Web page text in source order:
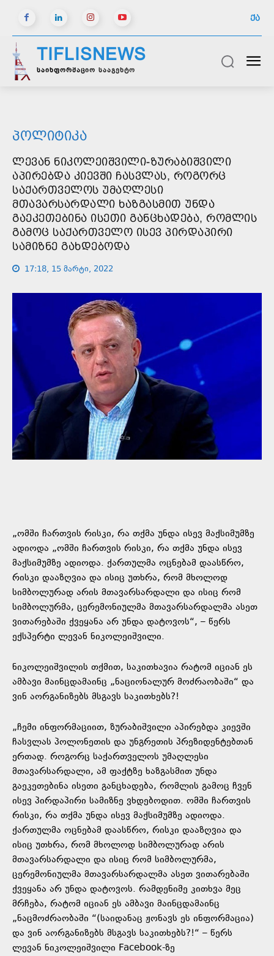
ᲥᲐ
TIFLISNEWS
საინფორმაციო სააგენტო
ᲞᲝᲚᲘᲢᲘᲙᲐ
ᲚᲔᲕᲐᲜ ᲜᲘᲙᲝᲚᲔᲘᲨᲕᲘᲚᲘ-ᲖᲣᲠᲐᲑᲘᲨᲕᲘᲚᲘ
ᲐᲞᲘᲠᲔᲑᲓᲐ ᲙᲘᲔᲕᲨᲘ ᲩᲐᲡᲕᲚᲐᲡ, ᲠᲝᲒᲝᲠᲪ
ᲡᲐᲥᲐᲠᲗᲕᲔᲚᲝᲡ ᲣᲛᲐᲦᲚᲔᲡᲘ
ᲛᲗᲐᲕᲐᲠᲡᲐᲠᲓᲐᲚᲘ ᲮᲐᲖᲒᲐᲡᲛᲘᲗ ᲣᲜᲓᲐ
ᲒᲐᲔᲙᲔᲗᲔᲑᲘᲜᲐ ᲘᲡᲔᲗᲘ ᲒᲐᲜᲪᲮᲐᲓᲔᲑᲐ, ᲠᲝᲛᲚᲘᲡ
ᲒᲐᲛᲝᲪ ᲡᲐᲥᲐᲠᲗᲕᲔᲚᲝ ᲘᲡᲔᲕ ᲞᲘᲠᲓᲐᲞᲘᲠᲘ
ᲡᲐᲛᲘᲖᲜᲔ ᲒᲐᲮᲓᲔᲑᲝᲓᲐ
17:18, 15 მარტი, 2022
„ომში ჩართვის რისკი, რა თქმა უნდა ისევ მაქსიმუმზე
ადიოდა „ომში ჩართვის რისკი, რა თქმა უნდა ისევ
მაქსიმუმზე ადიოდა. ქართულმა ოცნებამ დაასწრო,
რისკი დააზღვია და ისიც უთხრა, რომ მხოლოდ
სიმბოლურად არის მთავარსარდალი და ისიც რომ
სიმბოლურმა, ცერემონიულმა მთავარსარდალმა ასეთ
ვითარებაში ქვეყანა არ უნდა დატოვოს“, – წერს
ექსპერტი ლევან ნიკოლეიშვილი.
ნიკოლეიშვილის თქმით, საკითხავია რატომ იციან ეს
ამბავი მაინცდამაინც „ნაციონალურ მოძრაობაში“ და
ვინ აორგანიზებს მსგავს საკითხებს?!
„ჩემი ინფორმაციით, ზურაბიშვილი აპირებდა კიევში
ჩასვლას პოლონეთის და უნგრეთის პრეზიდენტებთან
ერთად. როგორც საქართველოს უმაღლესი
მთავარსარდალი, ამ ფაქტზე ხაზგასმით უნდა
გაეკეთებინა ისეთი განცხადება, რომლის გამოც ჩვენ
ისევ პირდაპირი სამიზნე ვხდებოდით. ომში ჩართვის
რისკი, რა თქმა უნდა ისევ მაქსიმუმზე ადიოდა.
ქართულმა ოცნებამ დაასწრო, რისკი დააზღვია და
ისიც უთხრა, რომ მხოლოდ სიმბოლურად არის
მთავარსარდალი და ისიც რომ სიმბოლურმა,
ცერემონიულმა მთავარსარდალმა ასეთ ვითარებაში
ქვეყანა არ უნდა დატოვოს. რამდენიმე კითხვა მეც
მრჩება, რატომ იციან ეს ამბავი მაინცდამაინც
„ნაცმოძრაობაში “(საიდანაც ჟონავს ეს ინფორმაცია)
და ვინ აორგანიზებს მსგავს საკითხებს?!“ – წერს
ლევან ნიკოლეიშვილი Facebook-ზე